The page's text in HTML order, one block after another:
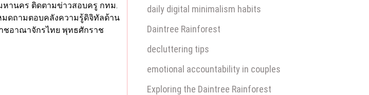
หานคร ติดตามข่าวสอบครู กทม.
มดถามตอบคลังความรู้ดิจิทัลด้าน
ชอาณาจักรไทย พุทธศักราช
daily digital minimalism habits
Daintree Rainforest
decluttering tips
emotional accountability in couples
Exploring the Daintree Rainforest